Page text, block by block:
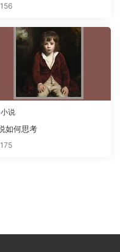
156
小说
如何思考
175